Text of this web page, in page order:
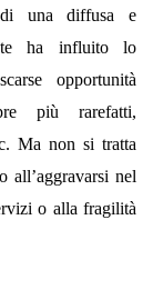
di una diffusa e
ha influito lo
opportunità
più rarefatti,
Ma non si tratta
all’aggravarsi nel
o alla fragilità